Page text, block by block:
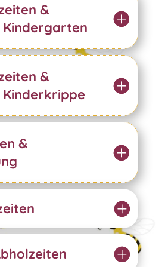
&
Kindergarten
&
Kinderkrippe
&